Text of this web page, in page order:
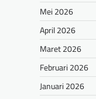
Mei 2026
April 2026
Maret 2026
Februari 2026
Januari 2026